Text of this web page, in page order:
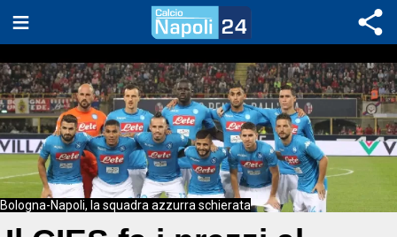
Bologna-Napoli, la squadra azzurra schierata